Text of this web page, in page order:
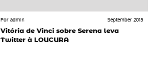
Por admin
September 2015
Vitória de Vinci sobre Serena leva
Twitter à LOUCURA